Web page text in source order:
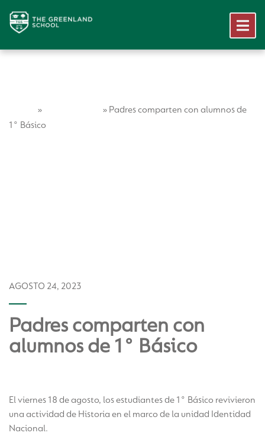
» » Padres comparten con alumnos de
1° Básico
AGOSTO 24, 2023
Padres comparten con
alumnos de 1° Básico
El viernes 18 de agosto, los estudiantes de 1° Básico revivieron
una actividad de Historia en el marco de la unidad Identidad
Nacional.